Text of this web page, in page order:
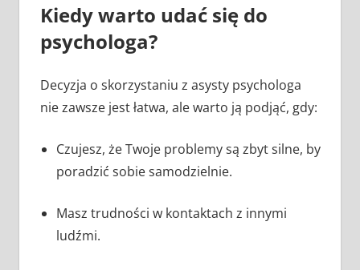
Kiedy warto udać się do
psychologa?
Decyzja o skorzystaniu z asysty psychologa
nie zawsze jest łatwa, ale warto ją podjąć, gdy:
Czujesz, że Twoje problemy są zbyt silne, by
poradzić sobie samodzielnie.
Masz trudności w kontaktach z innymi
ludźmi.